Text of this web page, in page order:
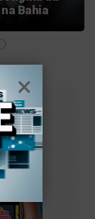
Bahia